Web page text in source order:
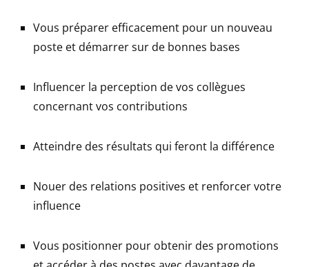
Vous préparer efficacement pour un nouveau
poste et démarrer sur de bonnes bases
Influencer la perception de vos collègues
concernant vos contributions
Atteindre des résultats qui feront la différence
Nouer des relations positives et renforcer votre
influence
Vous positionner pour obtenir des promotions